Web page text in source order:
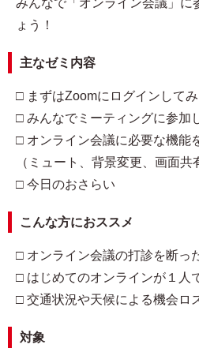
みんなで「オンライン会議」に
ょう！
主なゼミ内容
□ まずはZoomにログインしてみ
□ みんなでミーティングに参加
□ オンライン会議に必要な機能
（ミュート、背景変更、画面共
□ 今日のおさらい
こんな方におススメ
□ オンライン会議の打診を断っ
□ はじめてのオンラインが１人
□ 交通状況や天候による機会ロ
対象